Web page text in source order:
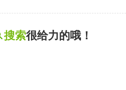
搜索很给力的哦！